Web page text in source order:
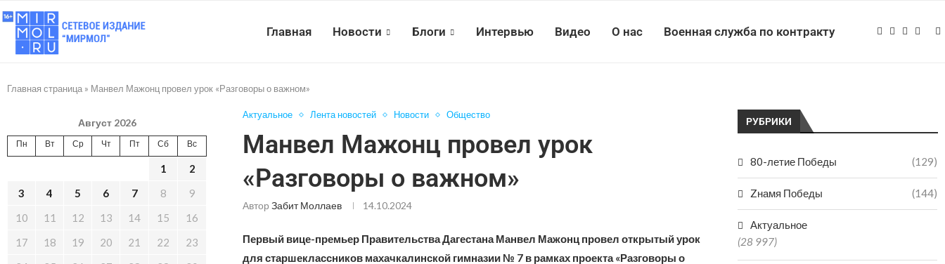
Главная Новости Блоги Интервью Видео О нас Военная служба по контракту
Главная страница » Манвел Мажонц провел урок «Разговоры о важном»
Актуальное Лента новостей Новости Общество
Манвел Мажонц провел урок
«Разговоры о важном»
Автор Забит Моллаев 14.10.2024
Первый вице-премьер Правительства Дагестана Манвел Мажонц провел открытый урок
для старшеклассников махачкалинской гимназии № 7 в рамках проекта «Разговоры о
РУБРИКИ
80-летие Победы (129)
Zнамя Победы (144)
Актуальное
(28 997)
Август 2026
Пн Вт Ср Чт Пт Сб Вс
1
2
3
4 5 6 7 8
9
10
11 12 13 14 15
16
17
18 19 20 21 22
23